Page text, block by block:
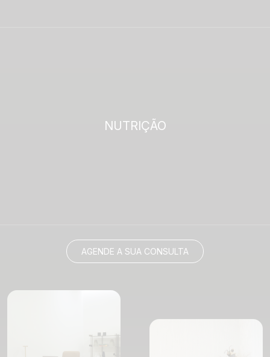
NUTRIÇÃO
AGENDE A SUA CONSULTA